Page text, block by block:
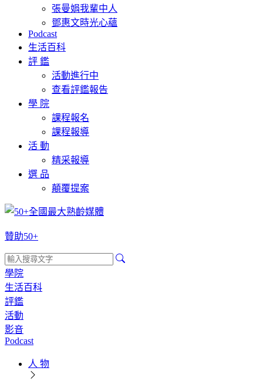
張曼娟我輩中人
鄧惠文時光心蘊
Podcast
生活百科
評 鑑
活動進行中
查看評鑑報告
學 院
課程報名
課程報導
活 動
精采報導
選 品
顛覆提案
贊助50+
學院
生活百科
評鑑
活動
影音
Podcast
人 物